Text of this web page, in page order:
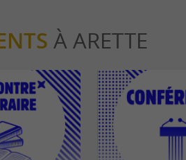
À ARETTE